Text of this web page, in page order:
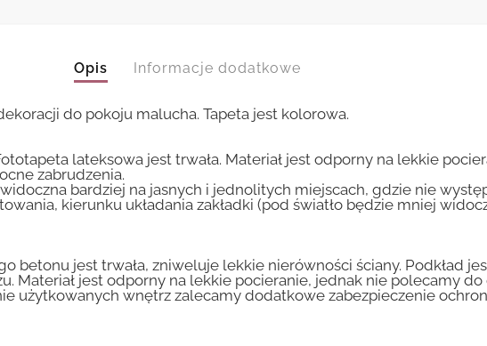
Opis Informacje dodatkowe
do pokoju malucha. Tapeta jest kolorowa.
lateksowa jest trwała. Materiał jest odporny na lekkie
zabrudzenia.
bardziej na jasnych i jednolitych miejscach, gdzie nie
kierunku układania zakładki (pod światło będzie mniej
betonu jest trwała, zniweluje lekkie nierówności ściany. Podkład
Materiał jest odporny na lekkie pocieranie, jednak nie polecamy
użytkowanych wnętrz zalecamy dodatkowe zabezpieczenie